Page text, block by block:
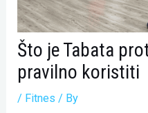
Što je Tabata
pravilno koristiti
/ Fitnes / By